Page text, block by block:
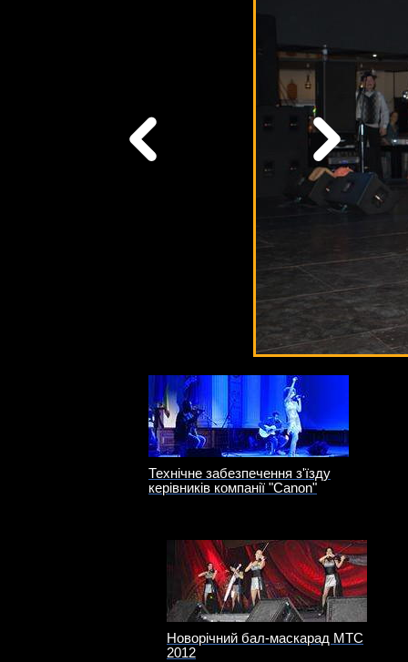
Технічне забезпечення з'їзду
керівників компанії "Canon"
Новорічний бал-маскарад МТС
2012